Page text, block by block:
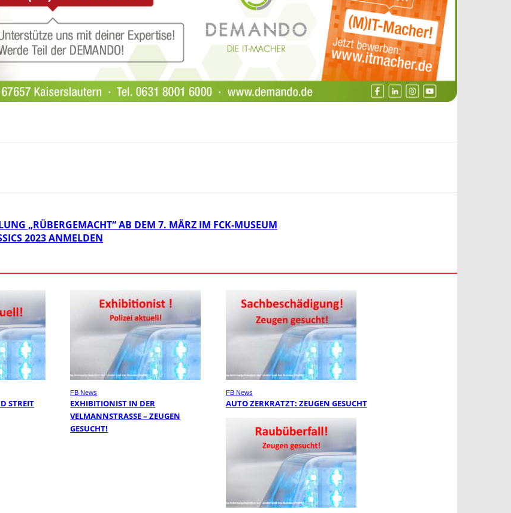
„RÜBERGEMACHT“ AB DEM 7. MÄRZ IM FCK-MUSEUM
2023 ANMELDEN
STREIT
FB News
EXHIBITIONIST IN DER
VELMANNSTRASSE – ZEUGEN G
ESUCHT!
FB News
AUTO ZERKRATZT: ZEUGEN GESUCHT